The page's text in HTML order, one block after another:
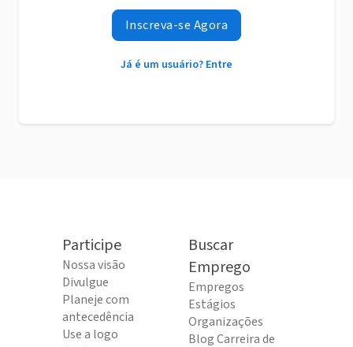
Inscreva-se Agora
Já é um usuário? Entre
Participe
Nossa visão
Divulgue
Planeje com
antecedência
Use a logo
Buscar
Emprego
Empregos
Estágios
Organizações
Blog Carreira de